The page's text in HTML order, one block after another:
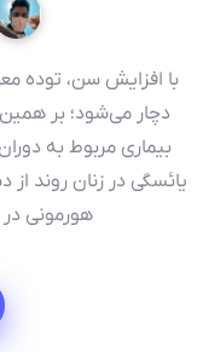
با افزایش سن، توده
دچار می‌شود؛ بر
بیماری مربوط به
یائسگی در زنان روند
هورمونی